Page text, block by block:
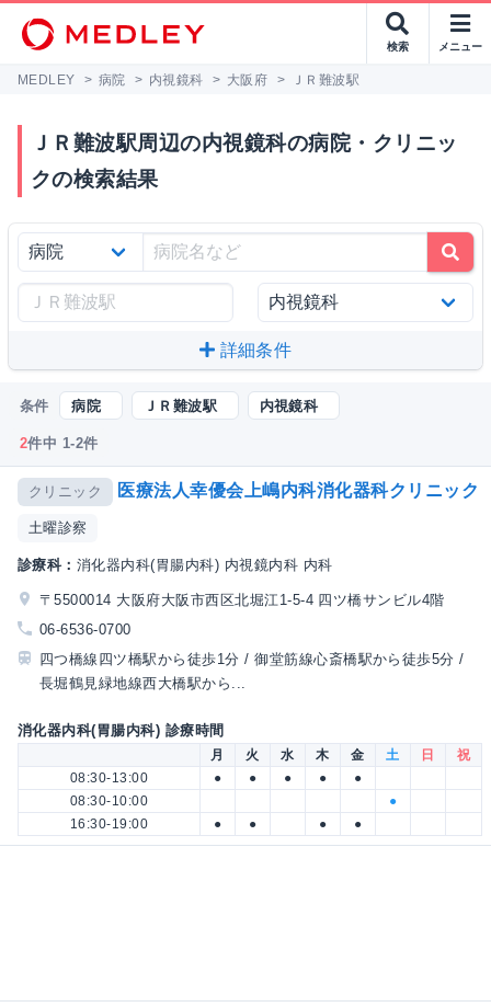
検索 メニュー
MEDLEY > 病院 > 内視鏡科 > 大阪府 > ＪＲ難波駅
ＪＲ難波駅周辺の内視鏡科の病院・クリニッ
クの検索結果
詳細条件
条件 病院 ＪＲ難波駅 内視鏡科
2件中 1-2件
クリニック 医療法人幸優会上嶋内科消化器科クリニック
土曜診察
診療科： 消化器内科(胃腸内科) 内視鏡内科 内科
〒5500014 大阪府大阪市西区北堀江1-5-4 四ツ橋サンビル4階
06-6536-0700
四つ橋線四ツ橋駅から徒歩1分 / 御堂筋線心斎橋駅から徒歩5分 /
長堀鶴見緑地線西大橋駅から...
消化器内科(胃腸内科) 診療時間
月 火 水 木 金 土 日
祝
08:30-13:00
● ● ● ●
●
08:30-10:00
●
16:30-19:00
● ● ● ●